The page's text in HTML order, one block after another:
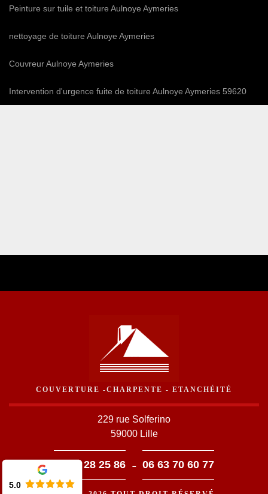
Peinture sur tuile et toiture Aulnoye Aymeries
nettoyage de toiture Aulnoye Aymeries
Couvreur Aulnoye Aymeries
Intervention d'urgence fuite de toiture Aulnoye Aymeries 59620
COUVERTURE -CHARPENTE - ETANCHÉITÉ
229 rue Solferino
59000 Lille
03 59 28 25 86 - 06 63 70 60 77
5.0